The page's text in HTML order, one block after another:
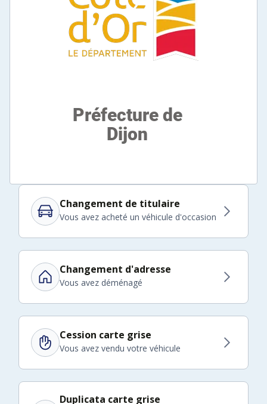
Changement de titulaire
Vous avez acheté un véhicule d'occasion
Changement d'adresse
Vous avez déménagé
Cession carte grise
Vous avez vendu votre véhicule
Duplicata carte grise